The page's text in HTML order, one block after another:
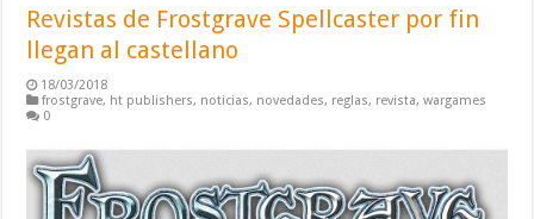
Revistas de Frostgrave Spellcaster por fin
llegan al castellano
18/03/2018
frostgrave, ht publishers, noticias, novedades, reglas, revista,wargames
0